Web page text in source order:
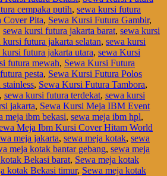
cempaka putih, sewa kursi futura
Cover Pita, Sewa Kursi Futura Gambir,
sewa kursi futura jakarta barat, sewa kursi
kursi futura jakarta selatan, sewa kursi
kursi futura jakarta utara, sewa Kursi
futura mewah, Sewa Kursi Futura
pesta, Sewa Kursi Futura Polos
, Sewa Kursi Futura Tambora,
, sewa kursi futura terdekat, sewa kursi
jakarta, Sewa Kursi Meja IBM Event
meja ibm bekasi, sewa meja ibm hpl,
Meja Ibm Kursi Cover Hitam World
meja jakarta, sewa meja kotak, sewa
meja kotak bantar gebang, sewa meja
Bekasi barat, Sewa meja kotak
kotak Bekasi timur, Sewa meja kotak